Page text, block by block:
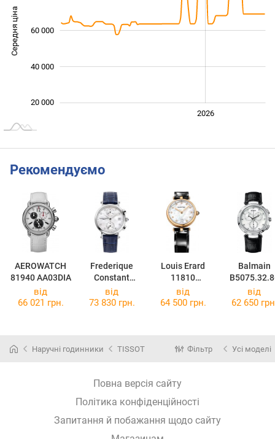
Середня ціна 100 000
20 000
40 000
60 000
2026
Рекомендуємо
AEROWATCH
81940 AA03DIA
Frederique
Constant
Classics Quartz
Ladies
Louis Erard
11810
PR24.BRC87
Balmain
від
66 021 грн.
від
73 830 грн.
від
64 500 грн.
від
62 650
Наручні годинники TISSOT Фільтр Усі моделі
Повна версія сайту
Політика конфіденційності
Запитання й побажання щодо сайту